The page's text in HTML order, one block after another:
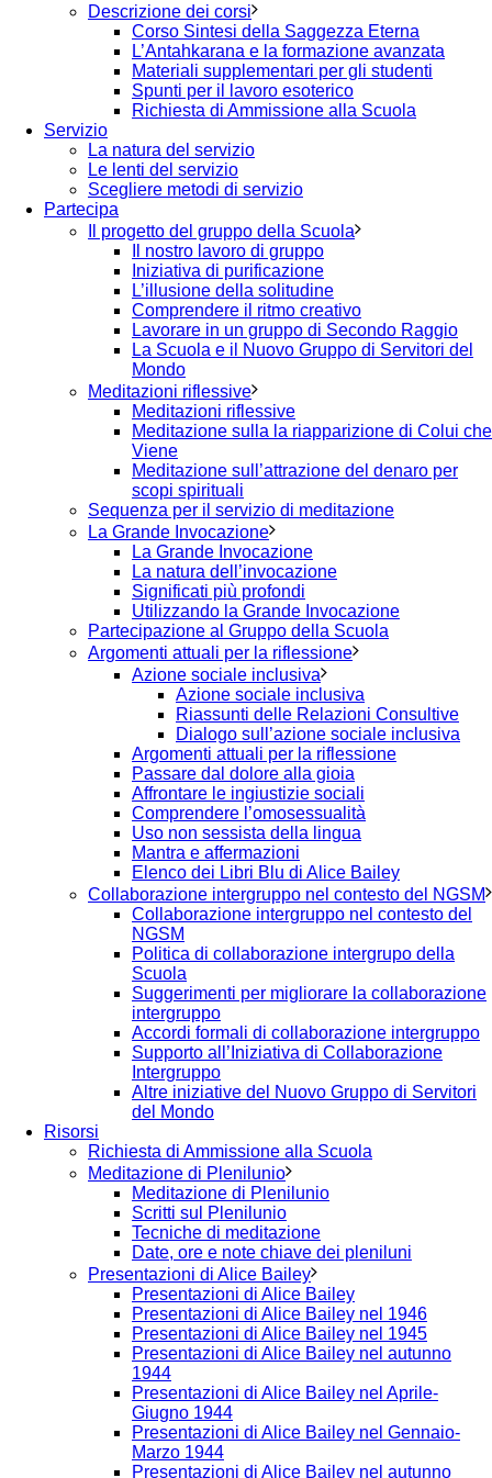
Descrizione dei corsi
Corso Sintesi della Saggezza Eterna
L’Antahkarana e la formazione avanzata
Materiali supplementari per gli studenti
Spunti per il lavoro esoterico
Richiesta di Ammissione alla Scuola
Servizio
La natura del servizio
Le lenti del servizio
Scegliere metodi di servizio
Partecipa
Il progetto del gruppo della Scuola
Il nostro lavoro di gruppo
Iniziativa di purificazione
L’illusione della solitudine
Comprendere il ritmo creativo
Lavorare in un gruppo di Secondo Raggio
La Scuola e il Nuovo Gruppo di Servitori del
Mondo
Meditazioni riflessive
Meditazioni riflessive
Meditazione sulla la riapparizione di Colui che
Viene
Meditazione sull’attrazione del denaro per
scopi spirituali
Sequenza per il servizio di meditazione
La Grande Invocazione
La Grande Invocazione
La natura dell’invocazione
Significati più profondi
Utilizzando la Grande Invocazione
Partecipazione al Gruppo della Scuola
Argomenti attuali per la riflessione
Azione sociale inclusiva
Azione sociale inclusiva
Riassunti delle Relazioni Consultive
Dialogo sull’azione sociale inclusiva
Argomenti attuali per la riflessione
Passare dal dolore alla gioia
Affrontare le ingiustizie sociali
Comprendere l’omosessualità
Uso non sessista della lingua
Mantra e affermazioni
Elenco dei Libri Blu di Alice Bailey
Collaborazione intergruppo nel contesto del NGSM
Collaborazione intergruppo nel contesto del
NGSM
Politica di collaborazione intergrupo della
Scuola
Suggerimenti per migliorare la collaborazione
intergruppo
Accordi formali di collaborazione intergruppo
Supporto all’Iniziativa di Collaborazione
Intergruppo
Altre iniziative del Nuovo Gruppo di Servitori
del Mondo
Risorsi
Richiesta di Ammissione alla Scuola
Meditazione di Plenilunio
Meditazione di Plenilunio
Scritti sul Plenilunio
Tecniche di meditazione
Date, ore e note chiave dei pleniluni
Presentazioni di Alice Bailey
Presentazioni di Alice Bailey
Presentazioni di Alice Bailey nel 1946
Presentazioni di Alice Bailey nel 1945
Presentazioni di Alice Bailey nel autunno
1944
Presentazioni di Alice Bailey nel Aprile-
Giugno 1944
Presentazioni di Alice Bailey nel Gennaio-
Marzo 1944
Presentazioni di Alice Bailey nel autunno